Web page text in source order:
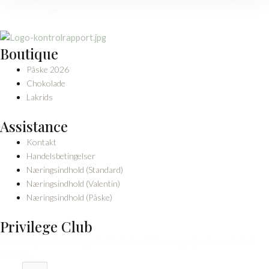
Boutique
Påske 2026
Chokolade
Lakrids
Assistance
Kontakt
Handelsbetingelser
Næringsindhold (Standard)
Næringsindhold (Valentin)
Næringsindhold (Påske)
Privilege Club